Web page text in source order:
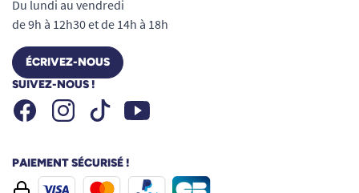
Du lundi au vendredi
de 9h à 12h30 et de 14h à 18h
ÉCRIVEZ-NOUS
SUIVEZ-NOUS !
FacebookInstagramTiktok Youtube
PAIEMENT SÉCURISÉ !